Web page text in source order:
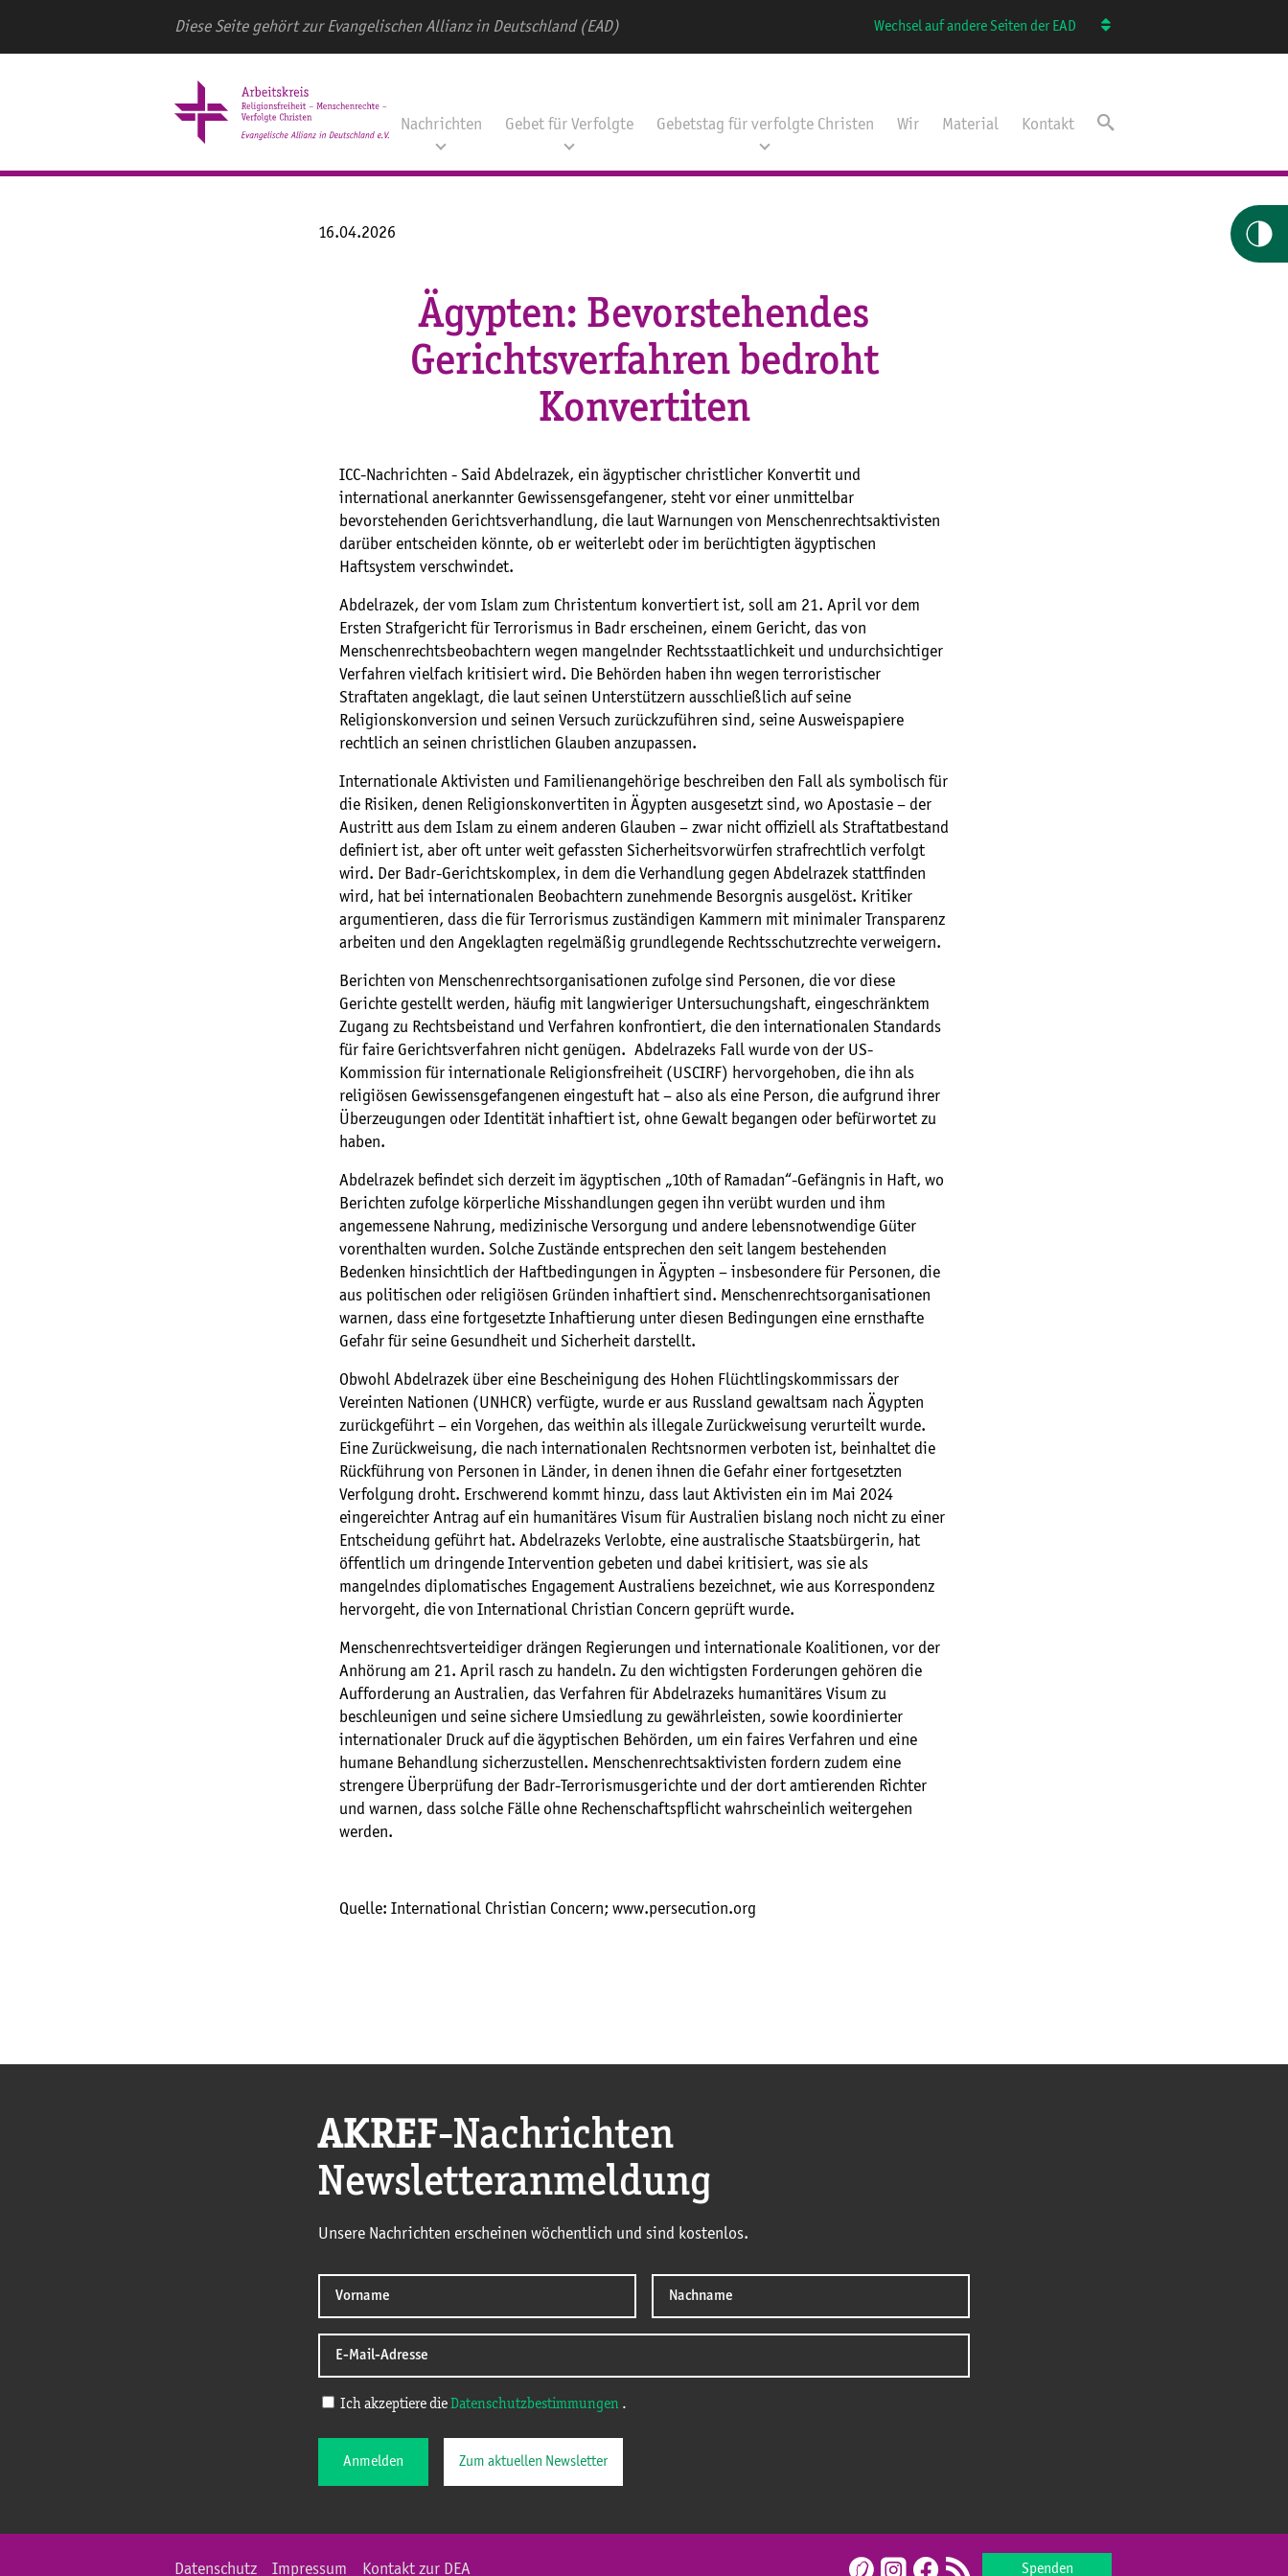
Diese Seite gehört zur Evangelischen Allianz in Deutschland (EAD) Wechsel auf andere Seiten der EAD
Nachrichten Gebet für Verfolgte Gebetstag für verfolgte Christen Wir Material Kontakt
16.04.2026
Ägypten: Bevorstehendes
Gerichtsverfahren bedroht
Konvertiten
ICC-Nachrichten - Said Abdelrazek, ein ägyptischer christlicher Konvertit und
international anerkannter Gewissensgefangener, steht vor einer unmittelbar
bevorstehenden Gerichtsverhandlung, die laut Warnungen von Menschenrechtsaktivisten
darüber entscheiden könnte, ob er weiterlebt oder im berüchtigten ägyptischen
Haftsystem verschwindet.
Abdelrazek, der vom Islam zum Christentum konvertiert ist, soll am 21. April vor dem
Ersten Strafgericht für Terrorismus in Badr erscheinen, einem Gericht, das von
Menschenrechtsbeobachtern wegen mangelnder Rechtsstaatlichkeit und undurchsichtiger
Verfahren vielfach kritisiert wird. Die Behörden haben ihn wegen terroristischer
Straftaten angeklagt, die laut seinen Unterstützern ausschließlich auf seine
Religionskonversion und seinen Versuch zurückzuführen sind, seine Ausweispapiere
rechtlich an seinen christlichen Glauben anzupassen.
Internationale Aktivisten und Familienangehörige beschreiben den Fall als symbolisch für
die Risiken, denen Religionskonvertiten in Ägypten ausgesetzt sind, wo Apostasie – der
Austritt aus dem Islam zu einem anderen Glauben – zwar nicht offiziell als Straftatbestand
definiert ist, aber oft unter weit gefassten Sicherheitsvorwürfen strafrechtlich verfolgt
wird. Der Badr-Gerichtskomplex, in dem die Verhandlung gegen Abdelrazek stattfinden
wird, hat bei internationalen Beobachtern zunehmende Besorgnis ausgelöst. Kritiker
argumentieren, dass die für Terrorismus zuständigen Kammern mit minimaler Transparenz
arbeiten und den Angeklagten regelmäßig grundlegende Rechtsschutzrechte verweigern.
Berichten von Menschenrechtsorganisationen zufolge sind Personen, die vor diese
Gerichte gestellt werden, häufig mit langwieriger Untersuchungshaft, eingeschränktem
Zugang zu Rechtsbeistand und Verfahren konfrontiert, die den internationalen Standards
für faire Gerichtsverfahren nicht genügen. Abdelrazeks Fall wurde von der US-
Kommission für internationale Religionsfreiheit (USCIRF) hervorgehoben, die ihn als
religiösen Gewissensgefangenen eingestuft hat – also als eine Person, die aufgrund ihrer
Überzeugungen oder Identität inhaftiert ist, ohne Gewalt begangen oder befürwortet zu
haben.
Abdelrazek befindet sich derzeit im ägyptischen „10th of Ramadan“-Gefängnis in Haft, wo
Berichten zufolge körperliche Misshandlungen gegen ihn verübt wurden und ihm
angemessene Nahrung, medizinische Versorgung und andere lebensnotwendige Güter
vorenthalten wurden. Solche Zustände entsprechen den seit langem bestehenden
Bedenken hinsichtlich der Haftbedingungen in Ägypten – insbesondere für Personen, die
aus politischen oder religiösen Gründen inhaftiert sind. Menschenrechtsorganisationen
warnen, dass eine fortgesetzte Inhaftierung unter diesen Bedingungen eine ernsthafte
Gefahr für seine Gesundheit und Sicherheit darstellt.
Obwohl Abdelrazek über eine Bescheinigung des Hohen Flüchtlingskommissars der
Vereinten Nationen (UNHCR) verfügte, wurde er aus Russland gewaltsam nach Ägypten
zurückgeführt – ein Vorgehen, das weithin als illegale Zurückweisung verurteilt wurde.
Eine Zurückweisung, die nach internationalen Rechtsnormen verboten ist, beinhaltet die
Rückführung von Personen in Länder, in denen ihnen die Gefahr einer fortgesetzten
Verfolgung droht. Erschwerend kommt hinzu, dass laut Aktivisten ein im Mai 2024
eingereichter Antrag auf ein humanitäres Visum für Australien bislang noch nicht zu einer
Entscheidung geführt hat. Abdelrazeks Verlobte, eine australische Staatsbürgerin, hat
öffentlich um dringende Intervention gebeten und dabei kritisiert, was sie als
mangelndes diplomatisches Engagement Australiens bezeichnet, wie aus Korrespondenz
hervorgeht, die von International Christian Concern geprüft wurde.
Menschenrechtsverteidiger drängen Regierungen und internationale Koalitionen, vor der
Anhörung am 21. April rasch zu handeln. Zu den wichtigsten Forderungen gehören die
Aufforderung an Australien, das Verfahren für Abdelrazeks humanitäres Visum zu
beschleunigen und seine sichere Umsiedlung zu gewährleisten, sowie koordinierter
internationaler Druck auf die ägyptischen Behörden, um ein faires Verfahren und eine
humane Behandlung sicherzustellen. Menschenrechtsaktivisten fordern zudem eine
strengere Überprüfung der Badr-Terrorismusgerichte und der dort amtierenden Richter
und warnen, dass solche Fälle ohne Rechenschaftspflicht wahrscheinlich weitergehen
werden.
Quelle: International Christian Concern; www.persecution.org
AKREF-Nachrichten
Newsletteranmeldung
Unsere Nachrichten erscheinen wöchentlich und sind kostenlos.
Ich akzeptiere die Datenschutzbestimmungen .
Anmelden Zum aktuellen Newsletter
Datenschutz Impressum Kontakt zur DEA Spenden